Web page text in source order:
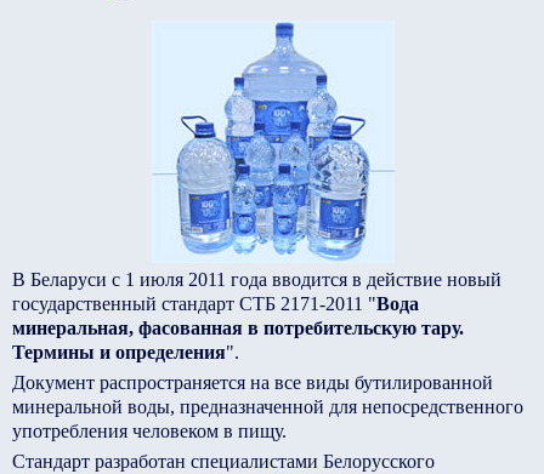
В Беларуси с 1 июля 2011 года вводится в действие новый
государственный стандарт СТБ 2171-2011 "Вода
минеральная, фасованная в потребительскую тару.
Термины и определения".
Документ распространяется на все виды бутилированной
минеральной воды, предназначенной для непосредственного
употребления человеком в пищу.
Стандарт разработан специалистами Белорусского